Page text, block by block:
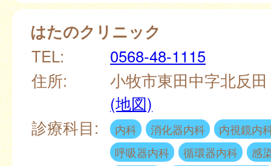
はたのクリニック
TEL:
0568-48-1115
住所:
小牧市東田中字北反
(地図)
診療科目:
内科 消化器内科
内視鏡内
呼吸器内科
循環器内科
感